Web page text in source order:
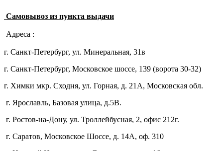
Самовывоз из пункта выдачи
Адреса :
г. Санкт-Петербург, ул. Минеральная, 31в
г. Санкт-Петербург, Московское шоссе, 139 (ворота 30-32)
г. Химки мкр. Сходня, ул. Горная, д. 21А, Московская обл.
г. Ярославль, Базовая улица, д.5В.
г. Ростов-на-Дону, ул. Троллейбусная, 2, офис 212г.
г. Саратов, Московское Шоссе, д. 14А, оф. 310